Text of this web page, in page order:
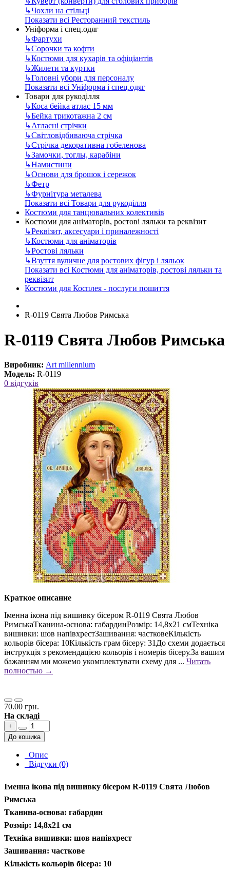
↳Чохли на стільці
Показати всі Ресторанний текстиль
Уніформа і спец.одяг
↳Фартухи
↳Сорочки та кофти
↳Костюми для кухарів та офіціантів
↳Жилети та куртки
↳Головні убори для персоналу
Показати всі Уніформа і спец.одяг
Товари для рукоділля
↳Коса бейка атлас 15 мм
↳Бейка трикотажна 2 см
↳Атласні стрічки
↳Світловідбиваюча стрічка
↳Стрічка декоративна гобеленова
↳Замочки, тоглы, карабіни
↳Намистини
↳Основи для брошок і сережок
↳Фетр
↳Фурнітура металева
Показати всі Товари для рукоділля
Костюми для танцювальних колективів
Костюми для аніматорів, ростові ляльки та реквізит
↳Реквізит, аксесуари і приналежності
↳Костюми для аніматорів
↳Ростові ляльки
↳Взуття вуличне для ростових фігур і ляльок
Показати всі Костюми для аніматорів, ростові ляльки та
реквізит
Костюми для Косплея - послуги пошиття
R-0119 Свята Любов Римська
R-0119 Свята Любов Римська
Виробник: Art millennium
Модель: R-0119
0 відгуків
Краткое описание
Іменна ікона під вишивку бісером R-0119 Свята Любов
РимськаТканина-основа: габардинРозмір: 14,8х21 смТехніка
вишивки: шов напівхрестЗашивання: частковеКількість
кольорів бісера: 10Кількість грам бісеру: 31До схеми додається
інструкція з рекомендацією кольорів і номерів бісеру.За вашим
бажанням ми можемо укомплектувати схему для ... Читать
полностью →
70.00 грн.
На складі
+
До кошика
Опис
Відгуки (0)
Іменна ікона під вишивку бісером R-0119 Свята Любов
Римська
Тканина-основа: габардин
Розмір: 14,8х21 см
Техніка вишивки: шов напівхрест
Зашивання: часткове
Кількість кольорів бісера: 10